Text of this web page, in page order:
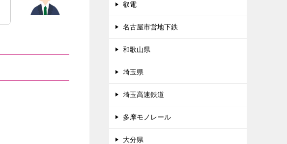
叡電
名古屋市営地下鉄
和歌山県
埼玉県
埼玉高速鉄道
多摩モノレール
大分県